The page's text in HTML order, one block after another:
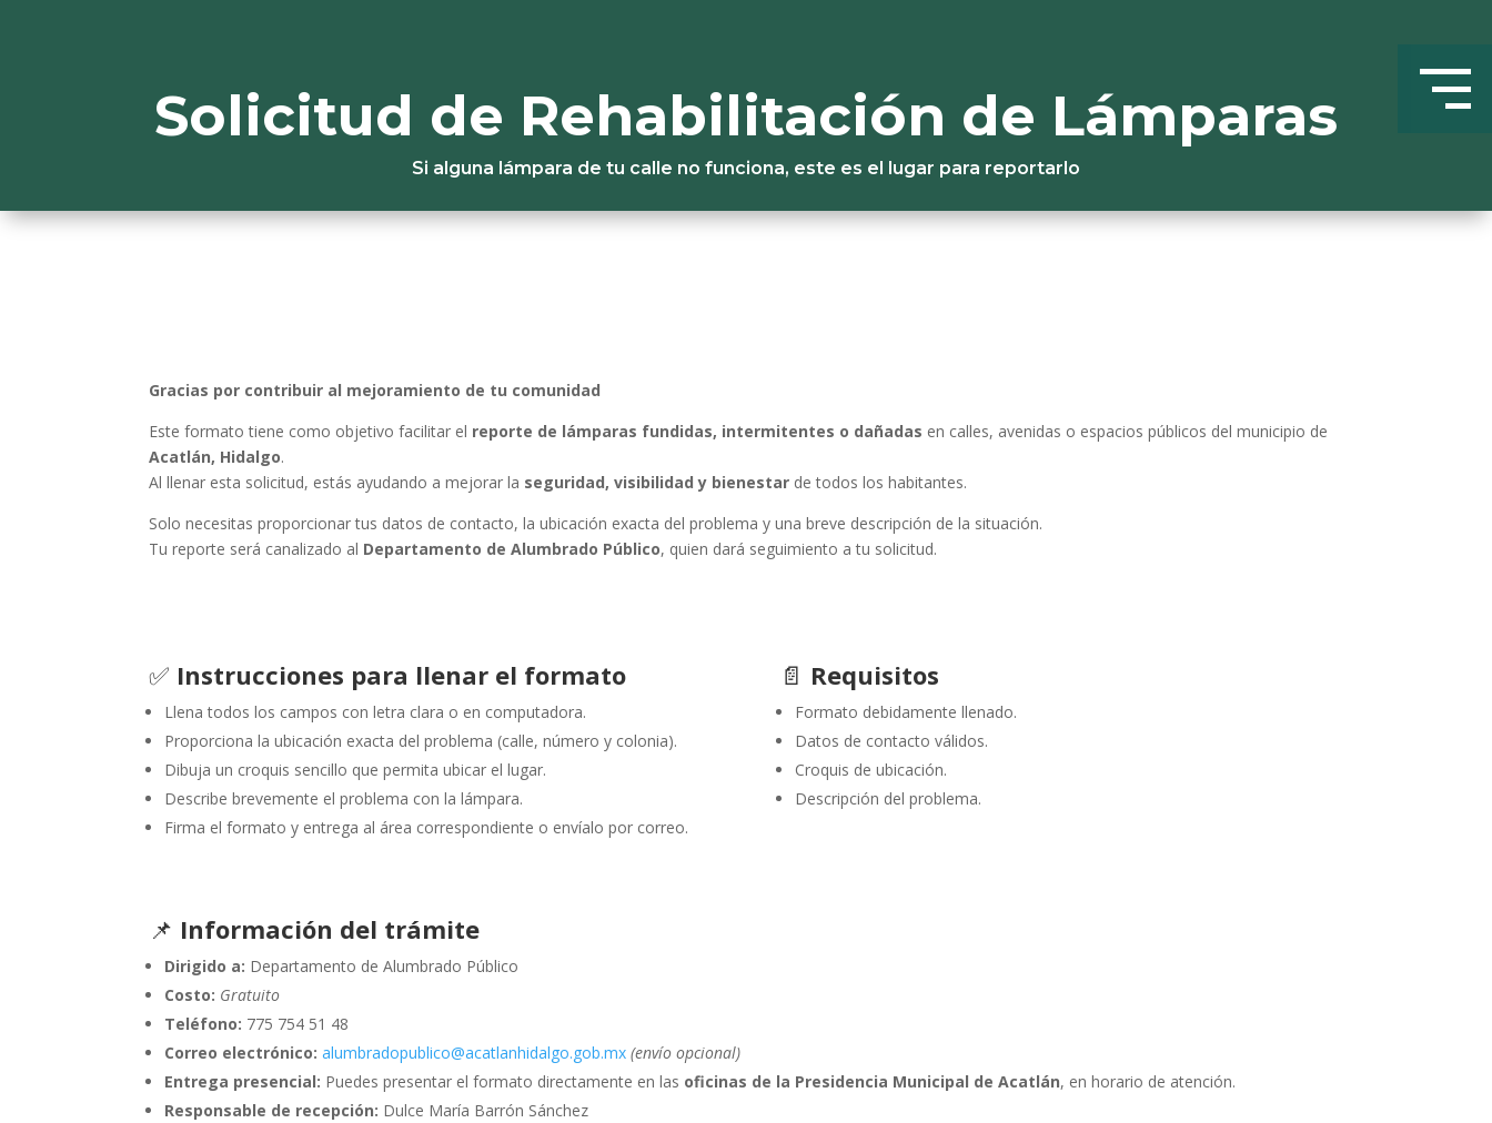
Solicitud de Rehabilitación de Lámparas
Si alguna lámpara de tu calle no funciona, este es el lugar para reportarlo
Gracias por contribuir al mejoramiento de tu comunidad
Este formato tiene como objetivo facilitar el reporte de lámparas fundidas, intermitentes o dañadas en calles, avenidas o espacios públicos del municipio de
Acatlán, Hidalgo.
Al llenar esta solicitud, estás ayudando a mejorar la seguridad, visibilidad y bienestar de todos los habitantes.
Solo necesitas proporcionar tus datos de contacto, la ubicación exacta del problema y una breve descripción de la situación.
Tu reporte será canalizado al Departamento de Alumbrado Público, quien dará seguimiento a tu solicitud.
✅ Instrucciones para llenar el formato
Llena todos los campos con letra clara o en computadora.
Proporciona la ubicación exacta del problema (calle, número y colonia).
Dibuja un croquis sencillo que permita ubicar el lugar.
Describe brevemente el problema con la lámpara.
Firma el formato y entrega al área correspondiente o envíalo por correo.
📄 Requisitos
Formato debidamente llenado.
Datos de contacto válidos.
Croquis de ubicación.
Descripción del problema.
📌 Información del trámite
Dirigido a: Departamento de Alumbrado Público
Costo: Gratuito
Teléfono: 775 754 51 48
Correo electrónico: alumbradopublico@acatlanhidalgo.gob.mx (envío opcional)
Entrega presencial: Puedes presentar el formato directamente en las oficinas de la Presidencia Municipal de Acatlán, en horario de atención.
Responsable de recepción: Dulce María Barrón Sánchez